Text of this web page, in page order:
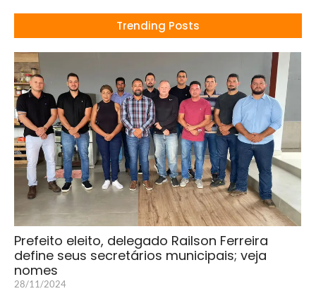
Trending Posts
Prefeito eleito, delegado Railson Ferreira
define seus secretários municipais; veja
nomes
28/11/2024